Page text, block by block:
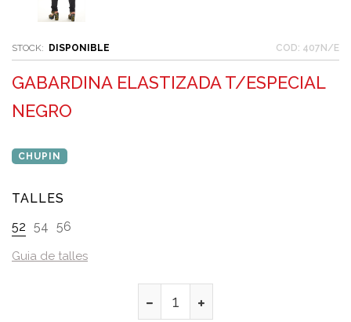
STOCK: DISPONIBLE COD: 407N/E
GABARDINA ELASTIZADA T/ESPECIAL
NEGRO
CHUPIN
TALLES
52 54 56
Guia de talles